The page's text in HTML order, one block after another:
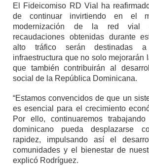
El Fideicomiso RD Vial ha
de continuar invirtiendo en el
modernización de la red vial
recaudaciones obtenidas durante
alto tráfico serán destinadas
infraestructura que no solo mejorarán
que también contribuirán al
social de la República Dominicana.
“Estamos convencidos de que un
es esencial para el crecimiento
Por ello, continuaremos
dominicano pueda desplazarse
rapidez, impulsando así el
comunidades y el bienestar de
explicó Rodríguez.